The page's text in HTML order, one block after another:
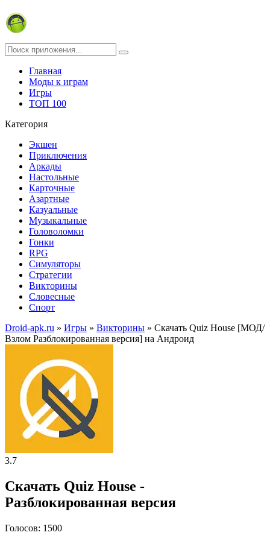
Главная
Моды к играм
Игры
ТОП 100
Категория
Экшен
Приключения
Аркады
Настольные
Карточные
Азартные
Казуальные
Музыкальные
Головоломки
Гонки
RPG
Симуляторы
Стратегии
Викторины
Словесные
Спорт
Droid-apk.ru » Игры » Викторины » Скачать Quiz House [МОД/
Взлом Разблокированная версия] на Андроид
3.7
Скачать Quiz House -
Разблокированная версия
Голосов: 1500